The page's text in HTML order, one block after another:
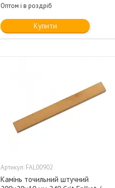
Оптом і в роздріб
Купити
FAL00902
Камінь точильний штучний